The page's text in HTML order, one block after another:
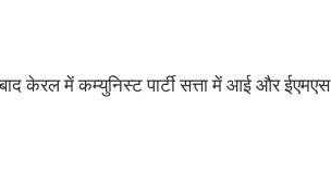
केरल में कम्युनिस्ट पार्टी सत्ता में आई और ईएमएस